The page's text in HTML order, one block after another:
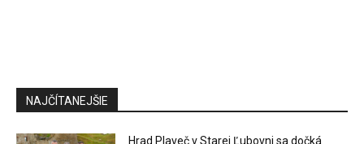
NAJČÍTANEJŠIE
Hrad Plaveč v Starej Ľubovni sa dočká